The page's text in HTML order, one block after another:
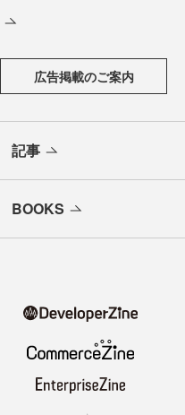
広告掲載のご案内
記事
BOOKS